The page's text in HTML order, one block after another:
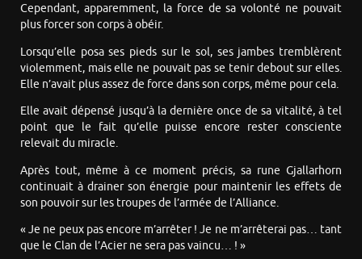
Cependant, apparemment, la force de sa volonté ne pouvait
plus forcer son corps à obéir.
Lorsqu’elle posa ses pieds sur le sol, ses jambes tremblèrent
violemment, mais elle ne pouvait pas se tenir debout sur elles.
Elle n’avait plus assez de force dans son corps, même pour cela.
Elle avait dépensé jusqu’à la dernière once de sa vitalité, à tel
point que le fait qu’elle puisse encore rester consciente
relevait du miracle.
Après tout, même à ce moment précis, sa rune Gjallarhorn
continuait à drainer son énergie pour maintenir les effets de
son pouvoir sur les troupes de l’armée de l’Alliance.
« Je ne peux pas encore m’arrêter ! Je ne m’arrêterai pas… tant
que le Clan de l’Acier ne sera pas vaincu… ! »